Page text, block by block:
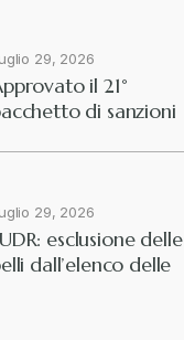
29, 2026
il 21°
di sanzioni
29, 2026
esclusione delle
dall’elenco delle